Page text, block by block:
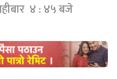
४ : ४५ बजे